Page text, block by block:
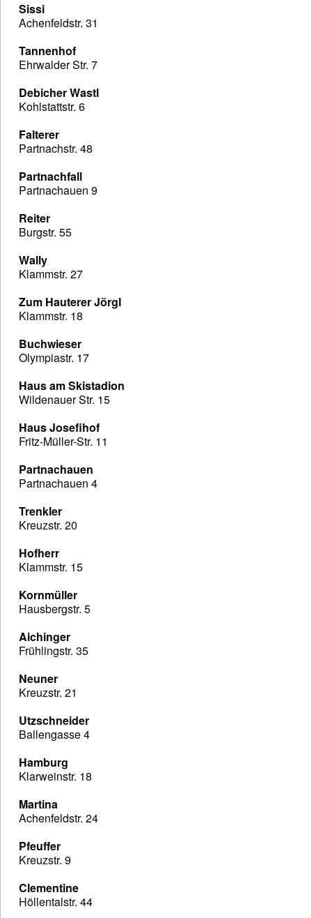
Sissi
Achenfeldstr. 31
Tannenhof
Ehrwalder Str. 7
Debicher Wastl
Kohlstattstr. 6
Falterer
Partnachstr. 48
Partnachfall
Partnachauen 9
Reiter
Burgstr. 55
Wally
Klammstr. 27
Zum Hauterer Jörgl
Klammstr. 18
Buchwieser
Olympiastr. 17
Haus am Skistadion
Wildenauer Str. 15
Haus Josefihof
Fritz-Müller-Str. 11
Partnachauen
Partnachauen 4
Trenkler
Kreuzstr. 20
Hofherr
Klammstr. 15
Kornmüller
Hausbergstr. 5
Aichinger
Frühlingstr. 35
Neuner
Kreuzstr. 21
Utzschneider
Ballengasse 4
Hamburg
Klarweinstr. 18
Martina
Achenfeldstr. 24
Pfeuffer
Kreuzstr. 9
Clementine
Höllentalstr. 44